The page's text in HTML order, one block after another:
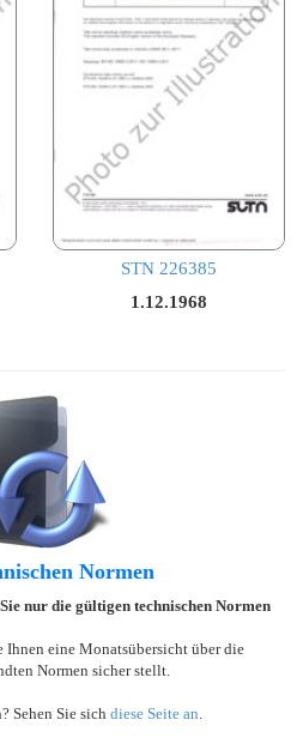
STN 226385
1.12.1968
Normen
nur die gültigen technischen Normen
eine Monatsübersicht über die
Normen sicher stellt.
Sehen Sie sich diese Seite an